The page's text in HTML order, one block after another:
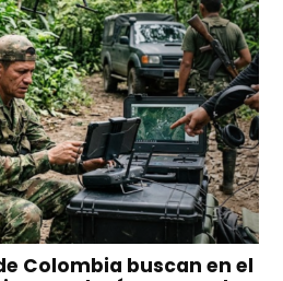
Colombia buscan en el